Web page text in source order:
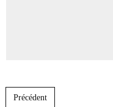
Post navigation
Précédent